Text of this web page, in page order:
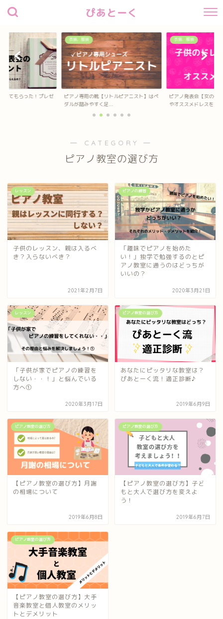
ぴあとーく
してもらった！プレゼ
衣装、服装
ピアノ専用の靴【リトルピアニスト】はペ
ダルが踏みやすく足...
衣装、服装
ピアノ発表会【女の子
やオススメドレスを...
― CATEGORY ―
ピアノ教室の選び方
レッスン
子供のレッスン、親は入るべ
き？入らないべき？
2021年2月7日
ピアノの練習
「趣味でピアノを始めた
い！」独学で勉強するのとピ
アノ教室に通うのはどっちが
いいの？
2020年3月21日
レッスン
「子供が家でピアノの練習を
しない・・！」と悩んでいる
方へ①
2020年3月17日
ピアノ教室の選び方
あなたにピッタリな教室は？
ぴあとーく流！適正診断♪
2019年6月9日
ピアノ教室の選び方
【ピアノ教室の選び方】月謝
の相場について
2019年6月8日
ピアノ教室の選び方
【ピアノ教室の選び方】子ど
もと大人で選び方を変えよ
う！
2019年6月7日
ピアノ教室の選び方
【ピアノ教室の選び方】大手
音楽教室と個人教室のメリッ
トとデメリット